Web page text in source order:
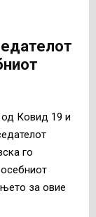
од Ковид 19 и
го
за овие